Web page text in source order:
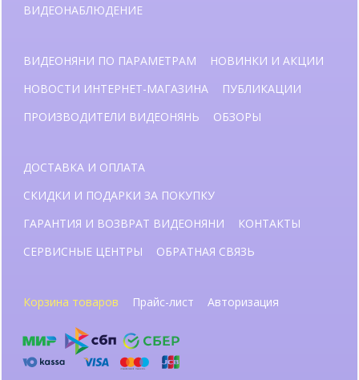
ВИДЕОНАБЛЮДЕНИЕ
ВИДЕОНЯНИ ПО ПАРАМЕТРАМ
НОВИНКИ И АКЦИИ
НОВОСТИ ИНТЕРНЕТ-МАГАЗИНА
ПУБЛИКАЦИИ
ПРОИЗВОДИТЕЛИ ВИДЕОНЯНЬ
ОБЗОРЫ
ДОСТАВКА И ОПЛАТА
СКИДКИ И ПОДАРКИ ЗА ПОКУПКУ
ГАРАНТИЯ И ВОЗВРАТ ВИДЕОНЯНИ
КОНТАКТЫ
СЕРВИСНЫЕ ЦЕНТРЫ
ОБРАТНАЯ СВЯЗЬ
Корзина товаров Прайс-лист Авторизация